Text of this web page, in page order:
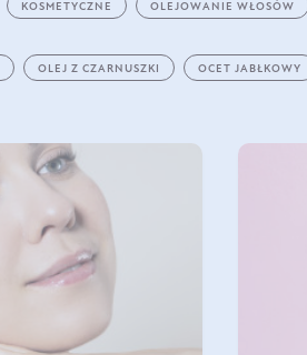
KOSMETYCZNE OLEJOWANIE WŁOSÓW
OLEJ Z CZARNUSZKI OCET JABŁKOWY